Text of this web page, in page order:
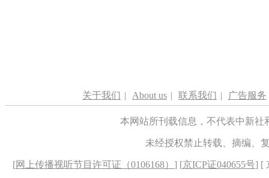
关于我们 | About us | 联系我们 | 广告服务
本网站所刊载信息，不代表中新
未经授权禁止转载、摘编、
[网上传播视听节目许可证（0106168） ] [京ICP证040655号] [